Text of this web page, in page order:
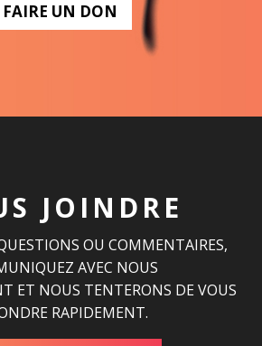
FAIRE UN DON
JOINDRE
OU COMMENTAIRES,
AVEC NOUS
ET NOUS TENTERONS DE VOUS
RAPIDEMENT.